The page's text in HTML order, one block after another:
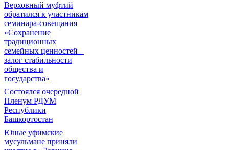
Верховный муфтий
обратился к участникам
семинара-совещания
«Сохранение
традиционных
семейных ценностей –
залог стабильности
общества и
государства»
Состоялся очередной
Пленум РДУМ
Республики
Башкортостан
Юные уфимские
мусульмане приняли